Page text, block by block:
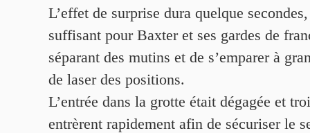
L’effet de surprise dura quelque
suffisant pour Baxter et ses gardes de
séparant des mutins et de s’emparer à
de laser des positions.
L’entrée dans la grotte était dégagée et
entrèrent rapidement afin de sécuriser le